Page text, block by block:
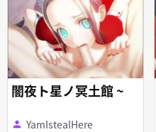
闇夜ト星ノ冥土館 ~
person YamIstealHere